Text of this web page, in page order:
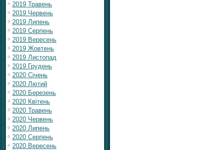
2019 Травень
2019 Червень
2019 Липень
2019 Серпень
2019 Вересень
2019 Жовтень
2019 Листопад
2019 Грудень
2020 Січень
2020 Лютий
2020 Березень
2020 Квітень
2020 Травень
2020 Червень
2020 Липень
2020 Серпень
2020 Вересень